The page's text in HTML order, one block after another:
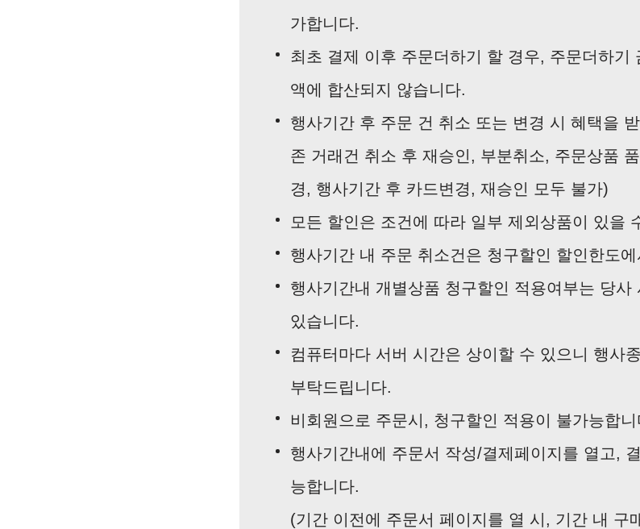
가합니다.
최초 결제 이후 주문더하기 할 경우, 주문더하기
액에 합산되지 않습니다.
행사기간 후 주문 건 취소 또는 변경 시 혜택을
존 거래건 취소 후 재승인, 부분취소, 주문상품
경, 행사기간 후 카드변경, 재승인 모두 불가)
모든 할인은 조건에 따라 일부 제외상품이 있을
행사기간 내 주문 취소건은 청구할인 할인한도
행사기간내 개별상품 청구할인 적용여부는 당사
있습니다.
컴퓨터마다 서버 시간은 상이할 수 있으니 행사
부탁드립니다.
비회원으로 주문시, 청구할인 적용이 불가능합니
행사기간내에 주문서 작성/결제페이지를 열고,
능합니다.
(기간 이전에 주문서 페이지를 열 시, 기간 내 구